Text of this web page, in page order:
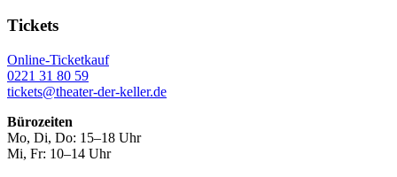
Tickets
Online-Ticketkauf
0221 31 80 59
tickets@theater-der-keller.de
Bürozeiten
Mo, Di, Do: 15–18 Uhr
Mi, Fr: 10–14 Uhr